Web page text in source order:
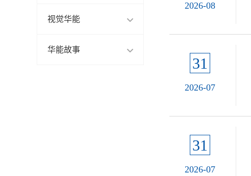
视觉华能
华能故事
2026-08
31
2026-07
31
2026-07